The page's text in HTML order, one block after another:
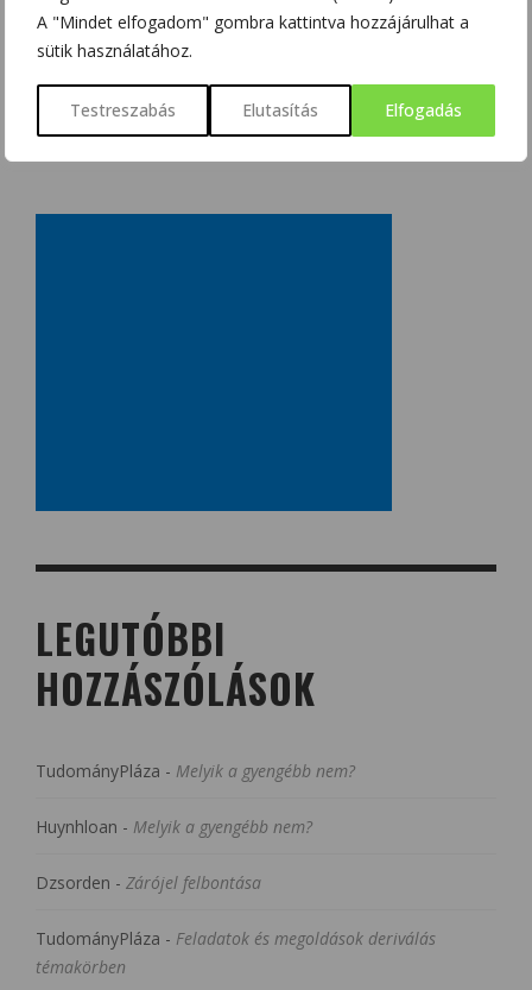
A "Mindet elfogadom" gombra kattintva hozzájárulhat a
sütik használatához.
Testreszabás Elutasítás Elfogadás
LEGUTÓBBI
HOZZÁSZÓLÁSOK
TudományPláza - Melyik a gyengébb nem?
Huynhloan - Melyik a gyengébb nem?
Dzsorden - Zárójel felbontása
TudományPláza - Feladatok és megoldások deriválás
témakörben